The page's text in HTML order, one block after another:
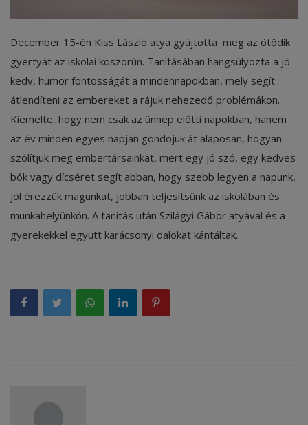
Menza
OM azonosító:203167 Tel.:(52)
411 674 E-
mail:szentlaszlodebrecen@gmail.c
om Cím:Debrecen, Thomas Mann
utca 16.
E-Napló
December 15-én Kiss László atya gyújtotta meg az ötödik
gyertyát az iskolai koszorún. Tanításában hangsúlyozta a jó
kedv, humor fontosságát a mindennapokban, mely segít
átlendíteni az embereket a rájuk nehezedő problémákon.
Kiemelte, hogy nem csak az ünnep előtti napokban, hanem
az év minden egyes napján gondojuk át alaposan, hogyan
szólítjuk meg embertársainkat, mert egy jó szó, egy kedves
bók vagy dícséret segít abban, hogy szebb legyen a napunk,
jól érezzük magunkat, jobban teljesítsünk az iskolában és
munkahelyünkön. A tanítás után Szilágyi Gábor atyával és a
gyerekekkel együtt karácsonyi dalokat kántáltak.